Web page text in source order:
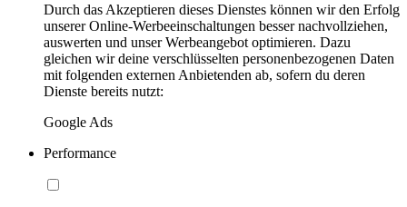
Durch das Akzeptieren dieses Dienstes können wir den Erfolg
unserer Online-Werbeeinschaltungen besser nachvollziehen,
auswerten und unser Werbeangebot optimieren. Dazu
gleichen wir deine verschlüsselten personenbezogenen Daten
mit folgenden externen Anbietenden ab, sofern du deren
Dienste bereits nutzt:
Google Ads
Performance